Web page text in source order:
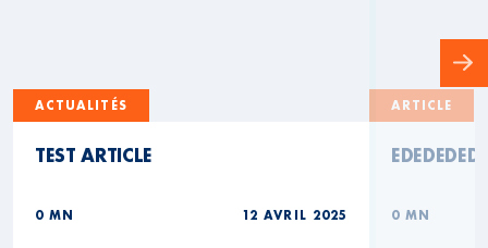
ACTUALITÉS
TEST ARTICLE
0 MN 12 AVRIL 2025
ARTICLE
EDEDEDED
0 MN